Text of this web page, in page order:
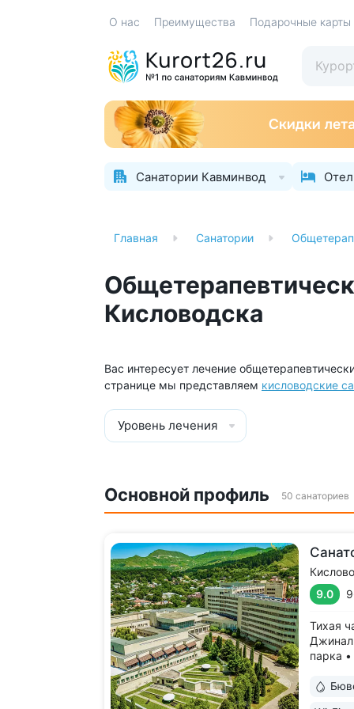
О нас Преимущества Подарочные карты
Санатории Кавминвод
Главная Санатории
Кисловодска
Вас интересует лечение
странице мы представляем кисловодские
Уровень лечения
Основной профиль 50 санаториев
9.0
Тихая
парка